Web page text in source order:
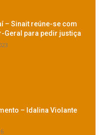
– Sinait reúne-se com
Geral para pedir justiça
– Idalina Violante